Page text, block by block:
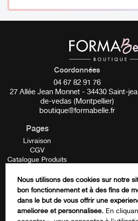
_________
Pigment Perma Blend Luxe
Conditionnement :15 ml
Tonalité :Froide
Propriétés de la formulation
produits organiques et inorganiques)
__________
Fiche de données deEmail
Coordonnées
04 67 82 91 76
27 Allée Jean Monnet - 34430 Saint-
de-vedas (Montpellier)
boutique@formabelle.fr
Pages
Livraison
CGV
Catalogue Produits
Contactez-nous
FORMATION
Nous utilisons des cookies sur notre
bon fonctionnement et à des fins de
dans le but de vous offrir une
améliorée et personnalisée. En